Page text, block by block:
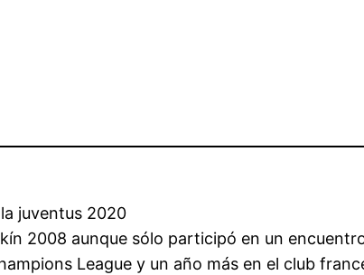
2008 aunque sólo participó en un
League y un año más en el club